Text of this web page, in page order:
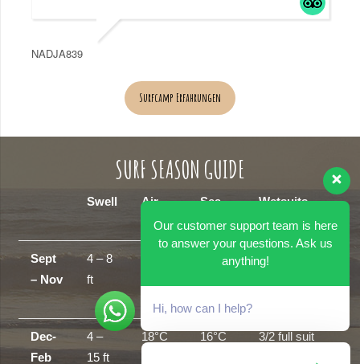
NADJA839
Surfcamp Erfahrungen
SURF SEASON GUIDE
Swell
Air
Temp
Sea
temp
Wetsuits
Sept
– Nov
4 – 8
ft
18°C
shorts/shortie
Dec-
Feb
4 –
15 ft
18°C
16°C
3/2 full suit
Our customer support team is here
to answer your questions. Ask us
anything!
Hi, how can I help?